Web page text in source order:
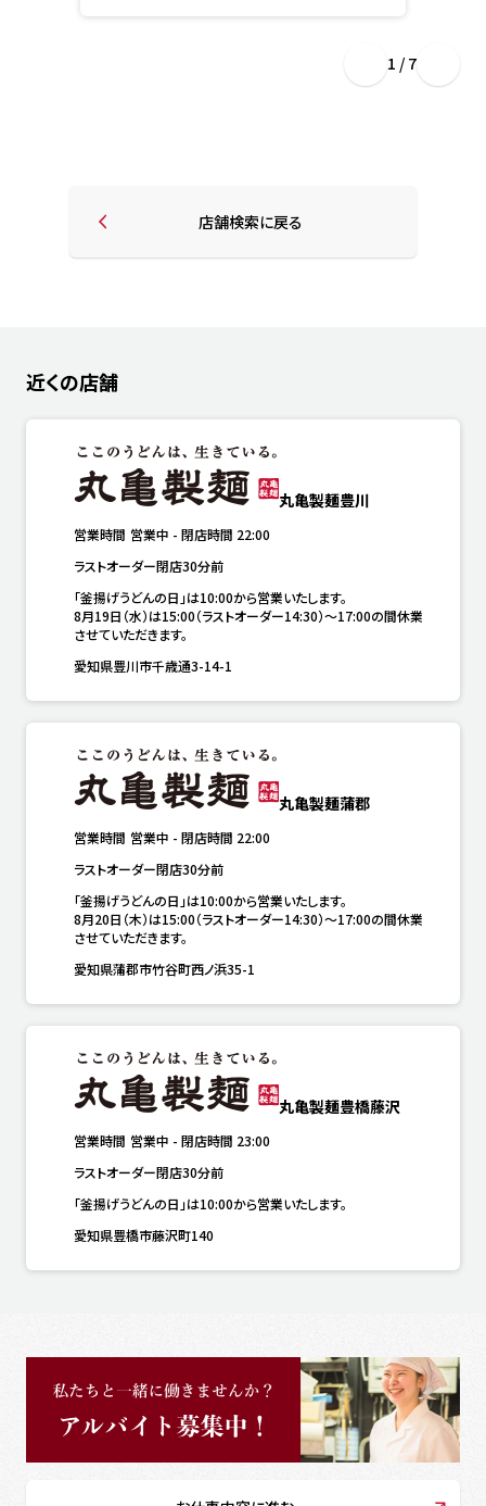
1 / 7
店舗検索に戻る
近くの店舗
丸亀製麺豊川
営業時間 営業中 - 閉店時間 22:00
ラストオーダー閉店30分前
「釜揚げうどんの日」は10:00から営業いたします。
8月19日（水）は15:00（ラストオーダー14:30）～17:00の間休業
させていただきます。
愛知県豊川市千歳通3-14-1
丸亀製麺蒲郡
営業時間 営業中 - 閉店時間 22:00
ラストオーダー閉店30分前
「釜揚げうどんの日」は10:00から営業いたします。
8月20日（木）は15:00（ラストオーダー14:30）～17:00の間休業
させていただきます。
愛知県蒲郡市竹谷町西ノ浜35-1
丸亀製麺豊橋藤沢
営業時間 営業中 - 閉店時間 23:00
ラストオーダー閉店30分前
「釜揚げうどんの日」は10:00から営業いたします。
愛知県豊橋市藤沢町140